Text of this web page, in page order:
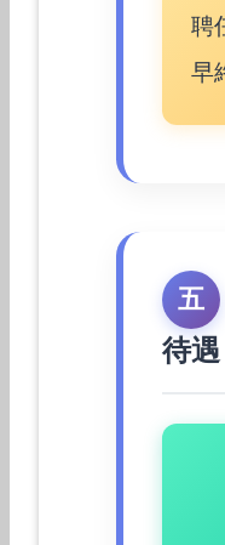
聘
早
五
待遇